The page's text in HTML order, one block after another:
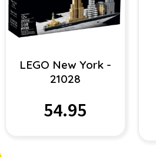
LEGO New York -
21028
54.95